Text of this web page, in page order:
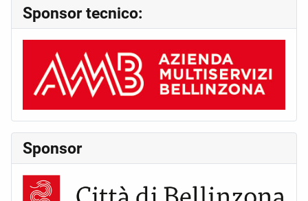
Sponsor tecnico:
Sponsor